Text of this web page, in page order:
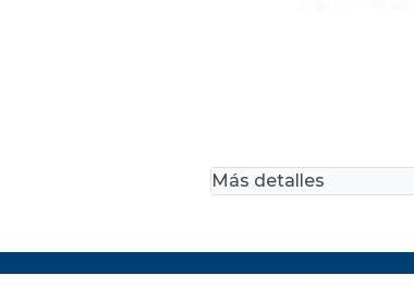
Más detalles